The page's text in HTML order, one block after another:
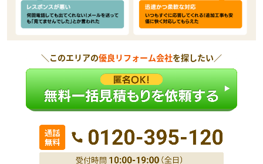
＼このエリアの優良リフォーム会社を探したい／